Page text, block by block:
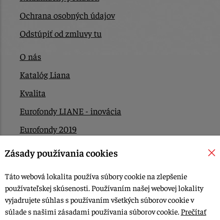
Ochrana osobných údajov
Odstúpiť od zmluvy tu
O nás
Katalóg Liana
Kvalita
Eurofondy LIANE - inovácia
Eurofondy 2019
Eurofondy 2022/2023
Kontakt
© 2015-2026, LIANA GOLIAŠ s.r.o. všetky práva vyhradené.
Zásady používania cookies
Táto webová lokalita používa súbory cookie na zlepšenie
používateľskej skúsenosti. Používaním našej webovej lokality
vyjadrujete súhlas s používaním všetkých súborov cookie v
súlade s našimi zásadami používania súborov cookie. Prečítať